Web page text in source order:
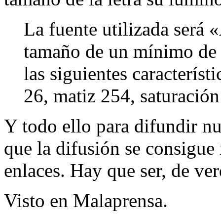
La fuente utilizada será
tamaño de un mínimo
las siguientes
26, matiz 254,
Y todo ello para difundir
que la difusión se consigue
enlaces. Hay que ser, de
Visto en Malaprensa.